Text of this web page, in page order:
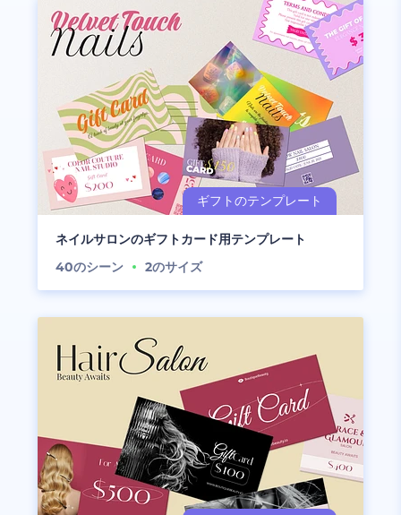
ネイルサロンのギフトカード用テンプレート
40のシーン 2のサイズ